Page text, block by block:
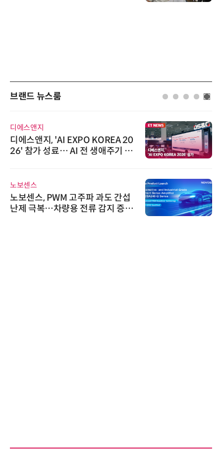
브랜드 뉴스룸
20
아
섭
증폭
다래전략사업화센터
다래전략사업화센터, 'BIO
026'서 글로벌 빅파마와의 비
스 미팅 지원…K-바이오 해외
“특허분석도 AI와 함께”…IP산
'AX' 시대 본격화, 지식재산처
AI IP데이터분석사 탄생